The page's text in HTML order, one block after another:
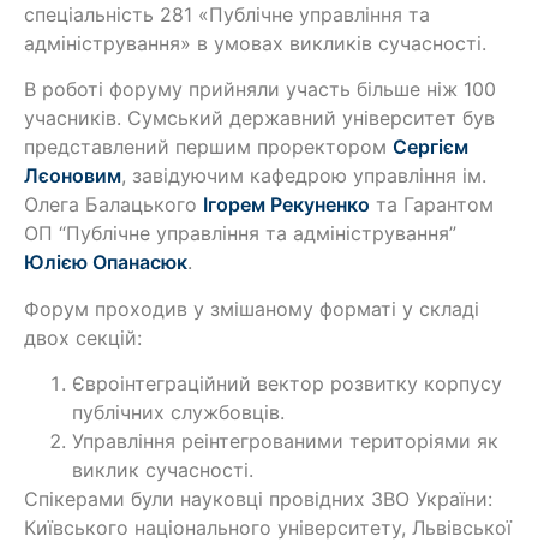
спеціальність 281 «Публічне управління та
адміністрування» в умовах викликів сучасності.
В роботі форуму прийняли участь більше ніж 100
учасників. Сумський державний університет був
представлений першим проректором Сергієм
Лєоновим, завідуючим кафедрою управління ім.
Олега Балацького Ігорем Рекуненко та Гарантом
ОП “Публічне управління та адміністрування”
Юлією Опанасюк.
Форум проходив у змішаному форматі у складі
двох секцій:
Євроінтеграційний вектор розвитку корпусу
публічних службовців.
Управління реінтегрованими територіями як
виклик сучасності.
Спікерами були науковці провідних ЗВО України:
Київського національного університету, Львівської